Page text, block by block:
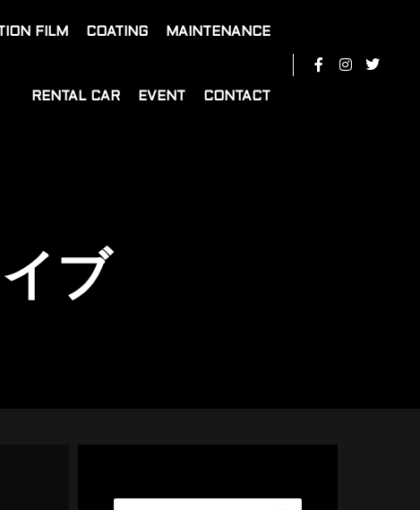
FILM COATING MAINTENANCE
RENTAL CAR EVENT CONTACT
ブ